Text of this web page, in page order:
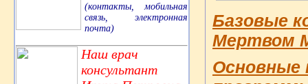
(контакты, мобильная
связь, электронная
почта)
Наш врач
консультант
Базовые
Мертвом
Основные